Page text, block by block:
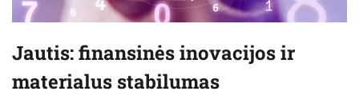
Jautis: finansinės inovacijos ir
materialus stabilumas